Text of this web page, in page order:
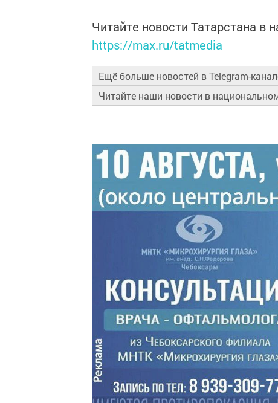
Читайте новости Татарстана
https://max.ru/tatmedia
Ещё больше новостей в Telegram-
Читайте наши новости в